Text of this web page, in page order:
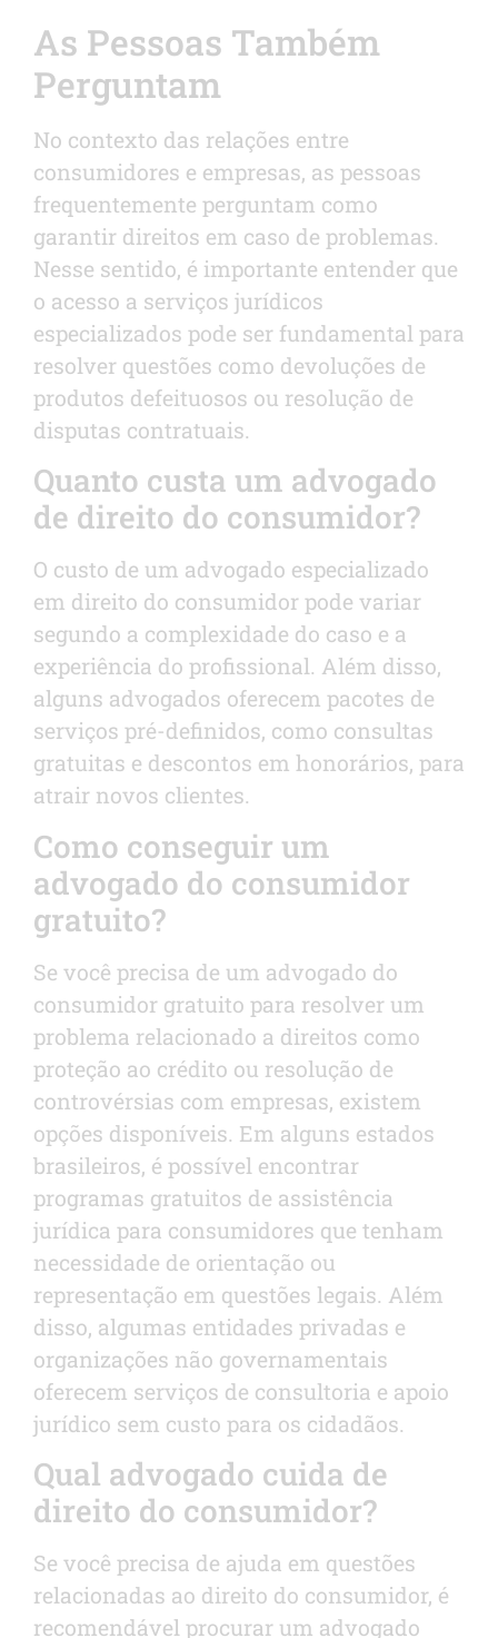
As Pessoas Também
Perguntam
No contexto das relações entre
consumidores e empresas, as pessoas
frequentemente perguntam como
garantir direitos em caso de problemas.
Nesse sentido, é importante entender que
o acesso a serviços jurídicos
especializados pode ser fundamental para
resolver questões como devoluções de
produtos defeituosos ou resolução de
disputas contratuais.
Quanto custa um advogado
de direito do consumidor?
O custo de um advogado especializado
em direito do consumidor pode variar
segundo a complexidade do caso e a
experiência do profissional. Além disso,
alguns advogados oferecem pacotes de
serviços pré-definidos, como consultas
gratuitas e descontos em honorários, para
atrair novos clientes.
Como conseguir um
advogado do consumidor
gratuito?
Se você precisa de um advogado do
consumidor gratuito para resolver um
problema relacionado a direitos como
proteção ao crédito ou resolução de
controvérsias com empresas, existem
opções disponíveis. Em alguns estados
brasileiros, é possível encontrar
programas gratuitos de assistência
jurídica para consumidores que tenham
necessidade de orientação ou
representação em questões legais. Além
disso, algumas entidades privadas e
organizações não governamentais
oferecem serviços de consultoria e apoio
jurídico sem custo para os cidadãos.
Qual advogado cuida de
direito do consumidor?
Se você precisa de ajuda em questões
relacionadas ao direito do consumidor, é
recomendável procurar um advogado